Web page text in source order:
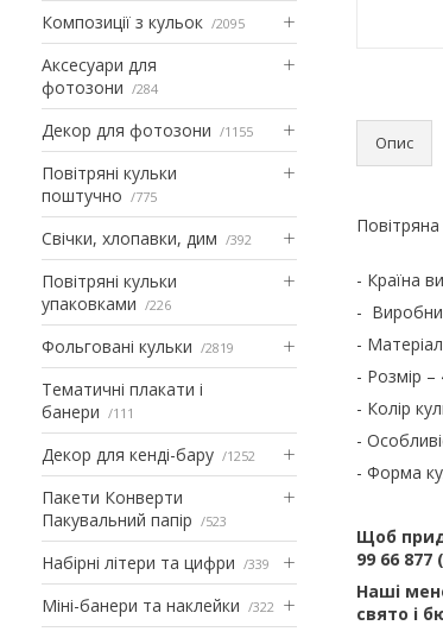
Композиції з кульок 2095
Аксесуари для
фотозони
284
Декор для фотозони 1155
Повітряні кульки
поштучно
775
Свічки, хлопавки, дим 392
Повітряні кульки
упаковками
226
Фольговані кульки 2819
Тематичні плакати і
банери
111
Декор для кенді-бару 1252
Пакети Конверти
Пакувальний папір
523
Набірні літери та цифри 339
Міні-банери та наклейки 322
Опис
- Країна
-
-
- Розмір
- Колір
-
- Форма
Щоб
99 66
Наші
свято і